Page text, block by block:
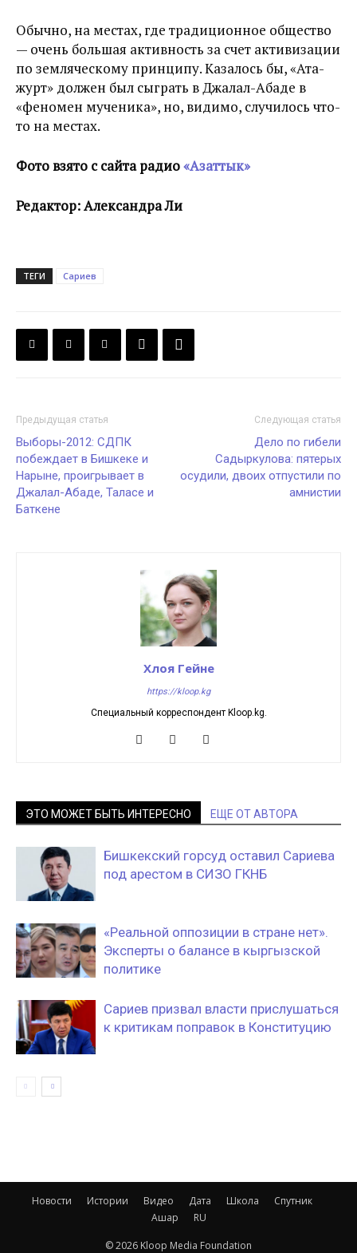
Обычно, на местах, где традиционное общество
— очень большая активность за счет активизации
по земляческому принципу. Казалось бы, «Ата-
журт» должен был сыграть в Джалал-Абаде в
«феномен мученика», но, видимо, случилось что-
то на местах.
Фото взято с сайта радио«Азаттык»
Редактор: Александра Ли
ТЕГИ Сариев
Предыдущая статья
Выборы-2012: СДПК
побеждает в Бишкеке и
Нарыне, проигрывает в
Джалал-Абаде, Таласе и
Баткене
Следующая статья
Дело по гибели
Садыркулова: пятерых
осудили, двоих отпустили по
амнистии
Хлоя Гейне
https://kloop.kg
Специальный корреспондент Kloop.kg.
ЭТО МОЖЕТ БЫТЬ ИНТЕРЕСНО ЕЩЕ ОТ АВТОРА
Бишкекский горсуд оставил Сариева
под арестом в СИЗО ГКНБ
«Реальной оппозиции в стране нет».
Эксперты о балансе в кыргызской
политике
Сариев призвал власти прислушаться
к критикам поправок в Конституцию
Новости Истории Видео Дата Школа
Спутник
Ашар
RU
© 2026 Kloop Media Foundation